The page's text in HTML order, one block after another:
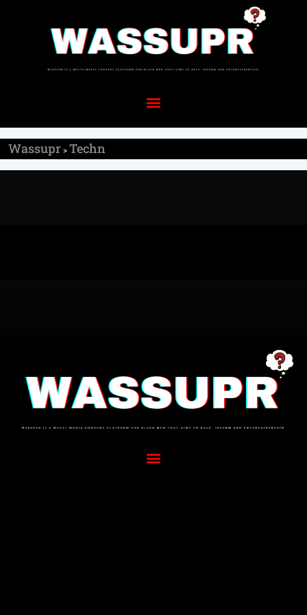
Wassupr>Techn